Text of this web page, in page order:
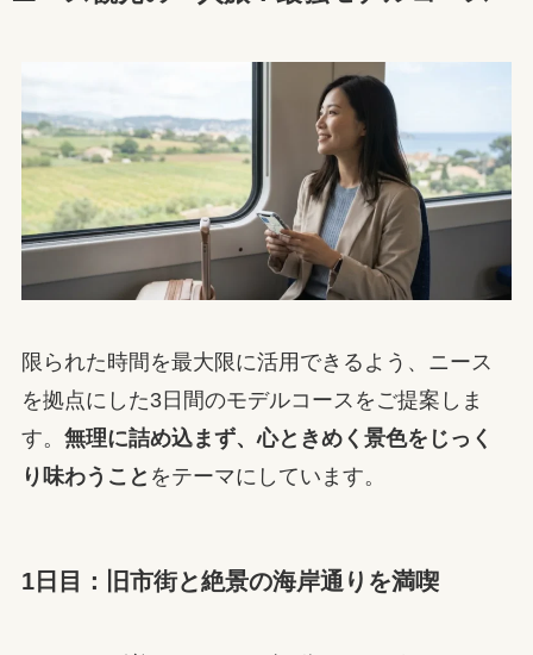
限られた時間を最大限に活用できるよう、ニース
を拠点にした3日間のモデルコースをご提案しま
す。 無理に詰め込まず、心ときめく景色をじっく
り味わうこと をテーマにしています。
1日目：旧市街と絶景の海岸通りを満喫